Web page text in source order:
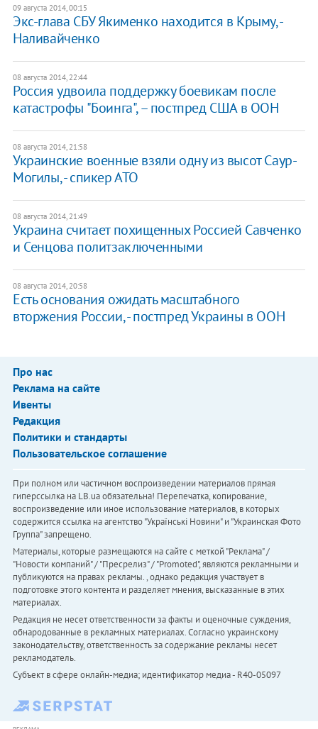
09 августа 2014, 00:15
Экс-глава СБУ Якименко находится в Крыму, -
Наливайченко
08 августа 2014, 22:44
Россия удвоила поддержку боевикам после
катастрофы "Боинга", – постпред США в ООН
08 августа 2014, 21:58
Украинские военные взяли одну из высот Саур-
Могилы, - спикер АТО
08 августа 2014, 21:49
Украина считает похищенных Россией Савченко
и Сенцова политзаключенными
08 августа 2014, 20:58
Есть основания ожидать масштабного
вторжения России, - постпред Украины в ООН
Про нас
Реклама на сайте
Ивенты
Редакция
Политики и стандарты
Пользовательское соглашение
При полном или частичном воспроизведении материалов прямая
гиперссылка на LB.ua обязательна! Перепечатка, копирование,
воспроизведение или иное использование материалов, в которых
содержится ссылка на агентство "Українськi Новини" и "Украинская Фото
Группа" запрещено.
Материалы, которые размещаются на сайте с меткой "Реклама" /
"Новости компаний" / "Пресрелиз" / "Promoted", являются рекламными и
публикуются на правах рекламы. , однако редакция участвует в
подготовке этого контента и разделяет мнения, высказанные в этих
материалах.
Редакция не несет ответственности за факты и оценочные суждения,
обнародованные в рекламных материалах. Согласно украинскому
законодательству, ответственность за содержание рекламы несет
рекламодатель.
Субъект в сфере онлайн-медиа; идентификатор медиа - R40-05097